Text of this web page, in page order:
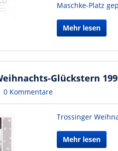
Maschke-Platz
Mehr lesen
Glückstern
0 Kommentare
Trossinger
Mehr lesen